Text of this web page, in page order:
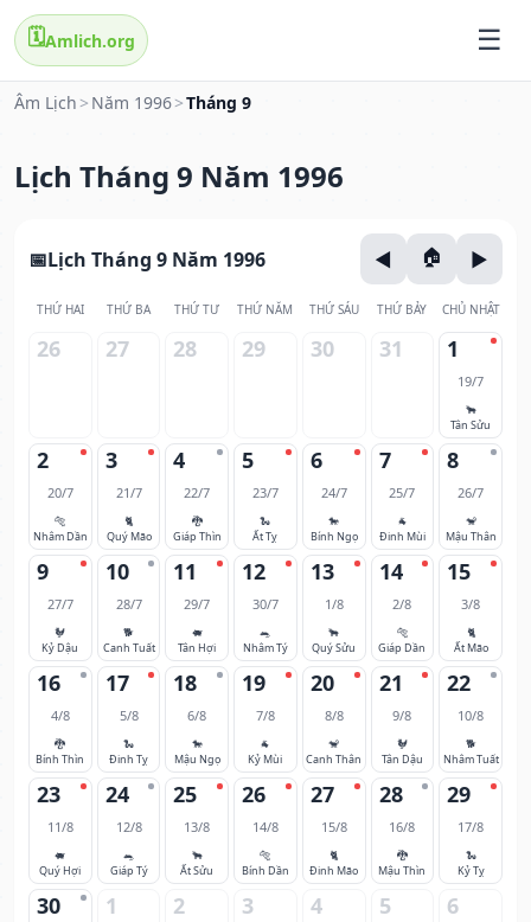
🗓️Amlich.org
Âm Lịch > Năm 1996>Tháng 9
Lịch Tháng 9 Năm 1996
Lịch Tháng 9 Năm 1996
THỨ HAI THỨ BA THỨ TƯ THỨ NĂM THỨ SÁU THỨ BẢY CHỦ NHẬT
26 27 28 29 30 31 1
19/7
🐂
Tân Sửu
2
20/7
🐅
Nhâm Dần
3
21/7
🐈
Quý Mão
4
22/7
🐉
Giáp Thìn
5
23/7
🐍
Ất Tỵ
6
24/7
🐎
Bính Ngọ
7
25/7
🐐
Đinh Mùi
8
26/7
🐒
Mậu Thân
9
27/7
🐓
Kỷ Dậu
10
28/7
🐕
Canh Tuất
11
29/7
🐖
Tân Hợi
12
30/7
🐀
Nhâm Tý
13
1/8
🐂
Quý Sửu
14
2/8
🐅
Giáp Dần
15
3/8
🐈
Ất Mão
16
4/8
🐉
Bính Thìn
17
5/8
🐍
Đinh Tỵ
18
6/8
🐎
Mậu Ngọ
19
7/8
🐐
Kỷ Mùi
20
8/8
🐒
Canh Thân
21
9/8
🐓
Tân Dậu
22
10/8
🐕
Nhâm Tuất
23
11/8
🐖
Quý Hợi
24
12/8
🐀
Giáp Tý
25
13/8
🐂
Ất Sửu
26
14/8
🐅
Bính Dần
27
15/8
🐈
Đinh Mão
28
16/8
🐉
Mậu Thìn
29
17/8
🐍
Kỷ Tỵ
30 1 2 3 4 5 6